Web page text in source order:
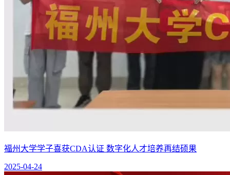
福州大学学子喜获CDA认证 数字化人才培养再结硕果
2025-04-24